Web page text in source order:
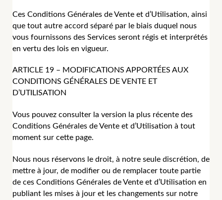
Ces Conditions Générales de Vente et d’Utilisation, ainsi
que tout autre accord séparé par le biais duquel nous
vous fournissons des Services seront régis et interprétés
en vertu des lois en vigueur.
ARTICLE 19 – MODIFICATIONS APPORTÉES AUX
CONDITIONS GÉNÉRALES DE VENTE ET
D’UTILISATION
Vous pouvez consulter la version la plus récente des
Conditions Générales de Vente et d’Utilisation à tout
moment sur cette page.
Nous nous réservons le droit, à notre seule discrétion, de
mettre à jour, de modifier ou de remplacer toute partie
de ces Conditions Générales de Vente et d’Utilisation en
publiant les mises à jour et les changements sur notre